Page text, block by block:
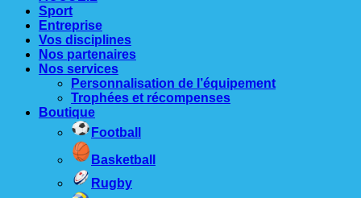
Sport
Entreprise
Vos disciplines
Nos partenaires
Nos services
Personnalisation de l’équipement
Trophées et récompenses
Boutique
Football
Basketball
Rugby